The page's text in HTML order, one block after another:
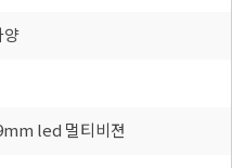
양
led 멀티비젼